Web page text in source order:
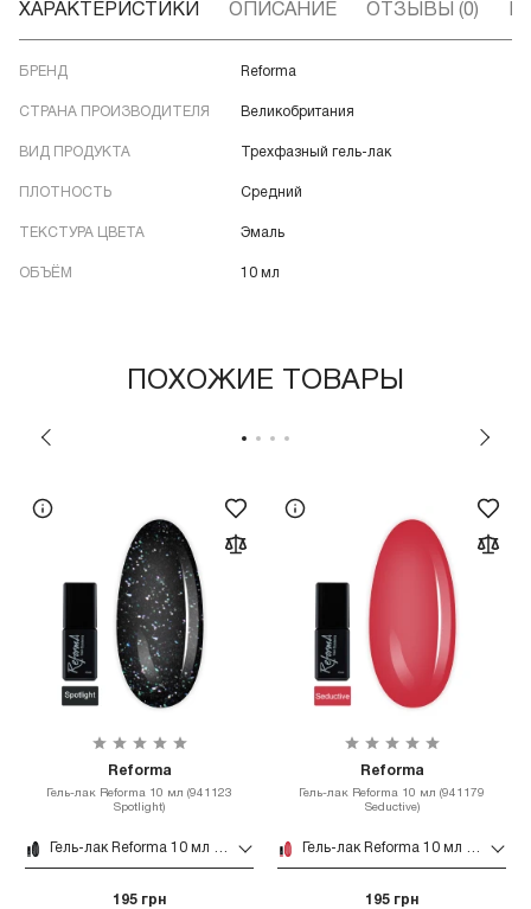
ХАРАКТЕРИСТИКИ ОПИСАНИЕ ОТЗЫВЫ (0)
БРЕНД Reforma
СТРАНА ПРОИЗВОДИТЕЛЯ Великобритания
ВИД ПРОДУКТА Трехфазный гель-лак
ПЛОТНОСТЬ Средний
ТЕКСТУРА ЦВЕТА Эмаль
ОБЪЁМ 10 мл
ПОХОЖИЕ ТОВАРЫ
Reforma
Гель-лак Reforma 10 мл (941123
Spotlight)
Гель-лак Reforma 10 мл (941123 Spotlight)
195 грн
Reforma
Гель-лак Reforma 10 мл (941179
Seductive)
Гель-лак Reforma 10 мл (941179 Seductive)
195 грн